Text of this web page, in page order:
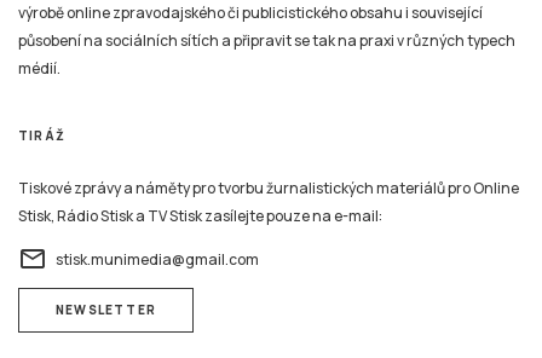
výrobě online zpravodajského či publicistického obsahu i související
působení na sociálních sítích a připravit se tak na praxi v různých typech
médií.
TIRÁŽ
Tiskové zprávy a náměty pro tvorbu žurnalistických materiálů pro Online
Stisk, Rádio Stisk a TV Stisk zasílejte pouze na e-mail:
email stisk.munimedia@gmail.com
NEWSLETTER